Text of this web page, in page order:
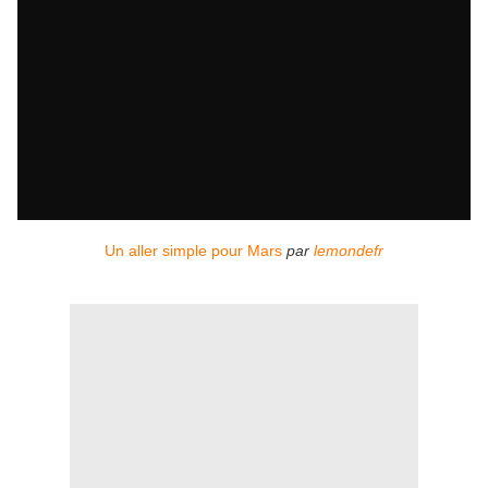
Un aller simple pour Mars par lemondefr